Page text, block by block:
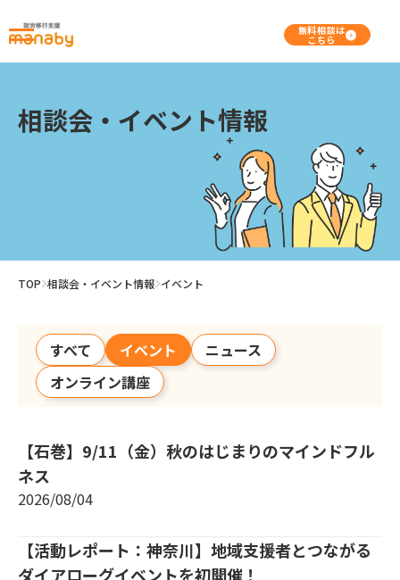
無料相談は
こちら
相談会・イベント情報
TOP 相談会・イベント情報 イベント
すべて イベント
ニュース
オンライン講座
【石巻】9/11（金）秋のはじまりのマインドフル
ネス
2026/08/04
【活動レポート：神奈川】地域支援者とつながる
ダイアローグイベントを初開催！